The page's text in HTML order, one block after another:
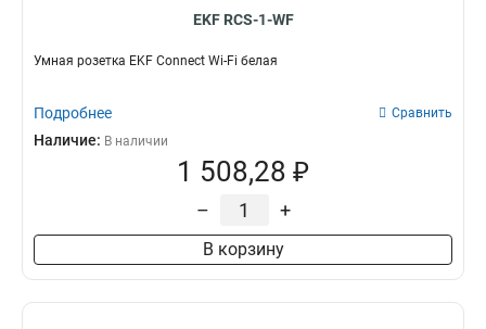
EKF RCS-1-WF
Умная розетка EKF Сonnect Wi-Fi белая
Подробнее Сравнить
Наличие: В наличии
1 508,28 ₽
– +
В корзину